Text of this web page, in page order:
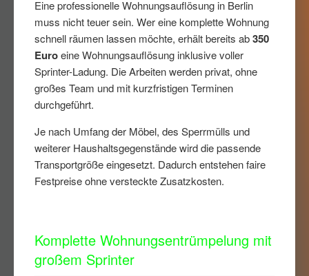
Eine professionelle Wohnungsauflösung in Berlin
muss nicht teuer sein. Wer eine komplette Wohnung
schnell räumen lassen möchte, erhält bereits ab350
Euroeine Wohnungsauflösung inklusive voller
Sprinter-Ladung. Die Arbeiten werden privat, ohne
großes Team und mit kurzfristigen Terminen
durchgeführt.
Je nach Umfang der Möbel, des Sperrmülls und
weiterer Haushaltsgegenstände wird die passende
Transportgröße eingesetzt. Dadurch entstehen faire
Festpreise ohne versteckte Zusatzkosten.
Komplette Wohnungsentrümpelung mit
großem Sprinter